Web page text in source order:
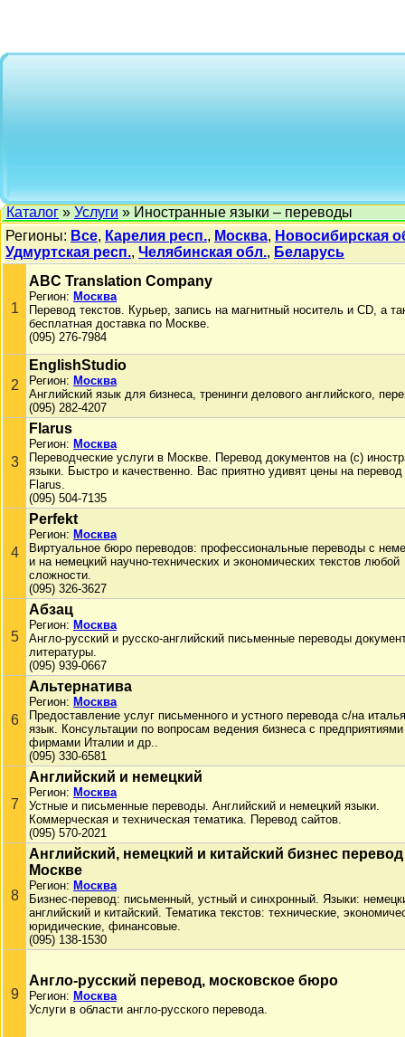
Каталог » Услуги » Иностранные языки – переводы
Регионы: Все, Карелия респ., Москва, Новосибирская
Удмуртская респ., Челябинская обл., Беларусь
1
ABC Translation Company
Регион: Москва
Перевод текстов. Курьер, запись на магнитный носитель и CD, а
бесплатная доставка по Москве.
(095) 276-7984
2
EnglishStudio
Регион: Москва
Английский язык для бизнеса, тренинги делового английского,
(095) 282-4207
3
Flarus
Регион: Москва
Переводческие услуги в Москве. Перевод документов на (с)
языки. Быстро и качественно. Вас приятно удивят цены на
Flarus.
(095) 504-7135
4
Perfekt
Регион: Москва
Виртуальное бюро переводов: профессиональные переводы с
и на немецкий научно-технических и экономических текстов любой
сложности.
(095) 326-3627
5
Абзац
Регион: Москва
Англо-русский и русско-английский письменные переводы
литературы.
(095) 939-0667
6
Альтернатива
Регион: Москва
Предоставление услуг письменного и устного перевода с/на
язык. Консультации по вопросам ведения бизнеса с
фирмами Италии и др..
(095) 330-6581
7
Английский и немецкий
Регион: Москва
Устные и письменные переводы. Английский и немецкий языки.
Коммерческая и техническая тематика. Перевод сайтов.
(095) 570-2021
8
Английский, немецкий и китайский бизнес
Москве
Регион: Москва
Бизнес-перевод: письменный, устный и синхронный. Языки:
английский и китайский. Тематика текстов: технические,
юридические, финансовые.
(095) 138-1530
9
Англо-русский перевод, московское бюро
Регион: Москва
Услуги в области англо-русского перевода.